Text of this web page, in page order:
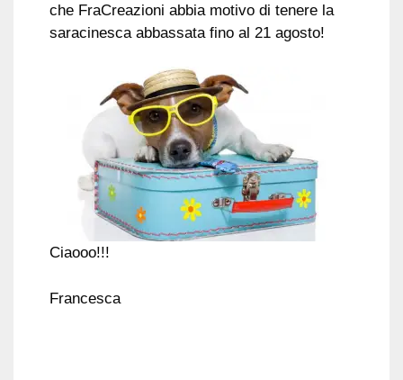
che FraCreazioni abbia motivo di tenere la
saracinesca abbassata fino al 21 agosto!
Ciaooo!!!
Francesca